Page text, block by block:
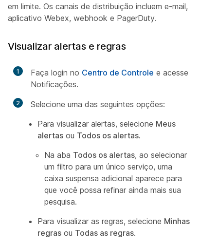
em limite. Os canais de distribuição incluem e-mail,
aplicativo Webex, webhook e PagerDuty.
Visualizar alertas e regras
1 Faça login no Centro de Controle e acesse
Notificações.
2
Selecione uma das seguintes opções:
Para visualizar alertas, selecione Meus
alertas ou Todos os alertas.
Na aba Todos os alertas, ao selecionar
um filtro para um único serviço, uma
caixa suspensa adicional aparece para
que você possa refinar ainda mais sua
pesquisa.
Para visualizar as regras, selecione Minhas
regras ou Todas as regras.